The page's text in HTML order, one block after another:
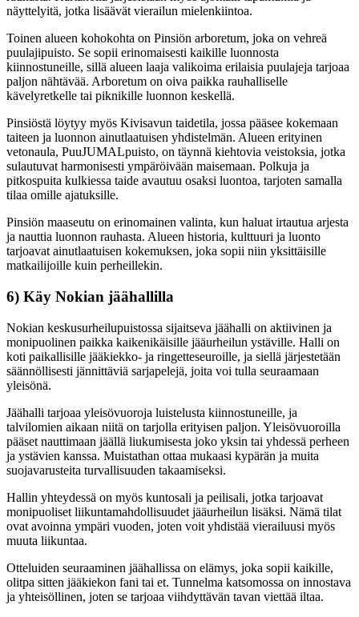
näyttelyitä, jotka lisäävät vierailun mielenkiintoa.
Toinen alueen kohokohta on Pinsiön arboretum, joka on vehreä
puulajipuisto. Se sopii erinomaisesti kaikille luonnosta
kiinnostuneille, sillä alueen laaja valikoima erilaisia puulajeja tarjoaa
paljon nähtävää. Arboretum on oiva paikka rauhalliselle
kävelyretkelle tai piknikille luonnon keskellä.
Pinsiöstä löytyy myös Kivisavun taidetila, jossa pääsee kokemaan
taiteen ja luonnon ainutlaatuisen yhdistelmän. Alueen erityinen
vetonaula, PuuJUMALpuisto, on täynnä kiehtovia veistoksia, jotka
sulautuvat harmonisesti ympäröivään maisemaan. Polkuja ja
pitkospuita kulkiessa taide avautuu osaksi luontoa, tarjoten samalla
tilaa omille ajatuksille.
Pinsiön maaseutu on erinomainen valinta, kun haluat irtautua arjesta
ja nauttia luonnon rauhasta. Alueen historia, kulttuuri ja luonto
tarjoavat ainutlaatuisen kokemuksen, joka sopii niin yksittäisille
matkailijoille kuin perheillekin.
6) Käy Nokian jäähallilla
Nokian keskusurheilupuistossa sijaitseva jäähalli on aktiivinen ja
monipuolinen paikka kaikenikäisille jääurheilun ystäville. Halli on
koti paikallisille jääkiekko- ja ringetteseuroille, ja siellä järjestetään
säännöllisesti jännittäviä sarjapelejä, joita voi tulla seuraamaan
yleisönä.
Jäähalli tarjoaa yleisövuoroja luistelusta kiinnostuneille, ja
talvilomien aikaan niitä on tarjolla erityisen paljon. Yleisövuoroilla
pääset nauttimaan jäällä liukumisesta joko yksin tai yhdessä perheen
ja ystävien kanssa. Muistathan ottaa mukaasi kypärän ja muita
suojavarusteita turvallisuuden takaamiseksi.
Hallin yhteydessä on myös kuntosali ja peilisali, jotka tarjoavat
monipuoliset liikuntamahdollisuudet jääurheilun lisäksi. Nämä tilat
ovat avoinna ympäri vuoden, joten voit yhdistää vierailuusi myös
muuta liikuntaa.
Otteluiden seuraaminen jäähallissa on elämys, joka sopii kaikille,
olitpa sitten jääkiekon fani tai et. Tunnelma katsomossa on innostava
ja yhteisöllinen, joten se tarjoaa viihdyttävän tavan viettää iltaa.